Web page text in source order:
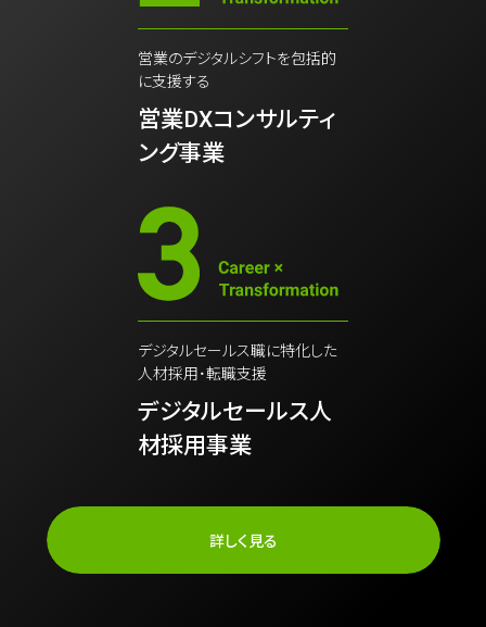
営業のデジタルシフトを包括的
に支援する
営業DXコンサルティ
ング事業
デジタルセールス職に特化した
人材採用・転職支援
デジタルセールス人
材採用事業
詳しく見る